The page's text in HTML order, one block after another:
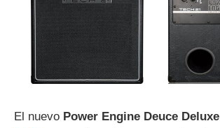
El nuevo Power Engine Deuce Deluxe